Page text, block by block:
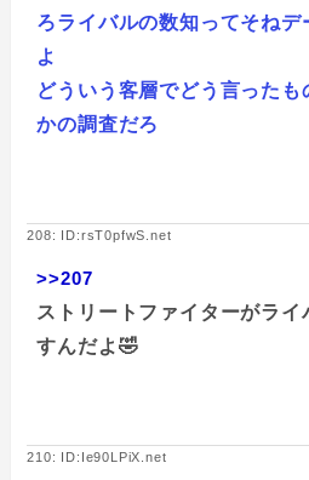
ろライバルの数知ってそね
よ
どういう客層でどう言ったも
かの調査だろ
208: ID:rsT0pfwS.net
>>207
ストリートファイターがライ
すんだよ🤣
210: ID:Ie90LPiX.net